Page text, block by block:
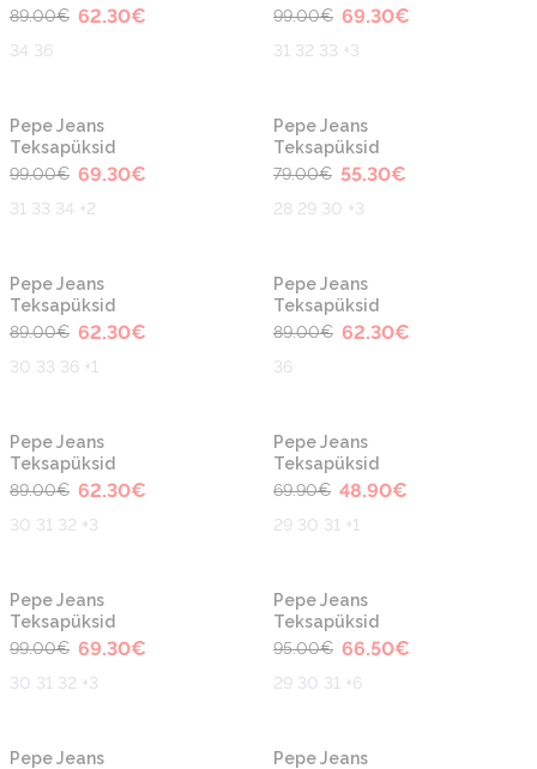
89.00€ 62.30€
34 36
99.00€ 69.30€
31 32 33 +3
-30%
Pepe Jeans
Teksapüksid
99.00€ 69.30€
31 33 34 +2
-30%
Pepe Jeans
Teksapüksid
79.00€ 55.30€
28 29 30 +3
-30%
Pepe Jeans
Teksapüksid
89.00€ 62.30€
30 33 36 +1
-30%
Pepe Jeans
Teksapüksid
89.00€ 62.30€
36
-30%
Pepe Jeans
Teksapüksid
89.00€ 62.30€
30 31 32 +3
-30%
Pepe Jeans
Teksapüksid
69.90€ 48.90€
29 30 31 +1
-30%
Pepe Jeans
Teksapüksid
99.00€ 69.30€
30 31 32 +3
-30%
Pepe Jeans
Teksapüksid
95.00€ 66.50€
29 30 31 +6
-30%
Pepe Jeans
-40%
Pepe Jeans